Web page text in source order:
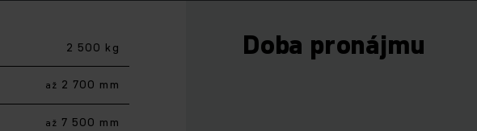
2 500 kg
až 2 700 mm
až 7 500 mm
Doba pronájmu